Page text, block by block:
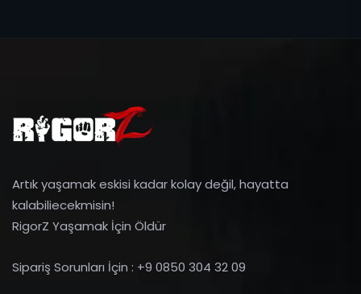
Artık yaşamak eskisi kadar kolay değil, hayatta
kalabiliecekmisin!
RigorZ Yaşamak İçin Öldür
Sipariş Sorunları İçin : +9 0850 304 32 09